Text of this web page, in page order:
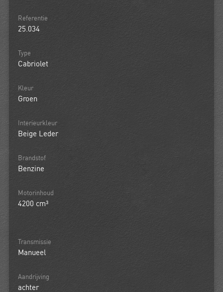
Referentie
25.034
Type
Cabriolet
Kleur
Groen
Interieurkleur
Beige Leder
Brandstof
Benzine
Motorinhoud
4200 cm³
Transmissie
Manueel
Aandrijving
achter